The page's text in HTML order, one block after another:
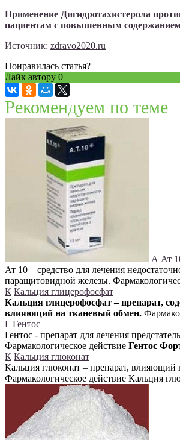
Применение Дигидротахистерола
пациентам с повышенным
Источник: zdravo2020.ru
Понравилась статья?
Лайк автору 0
Рекомендуем по теме
А Ат
Ат 10 – средство для лечения
паращитовидной железы.
К Кальция глицерофосфат
Кальция глицерофосфат – препарат,
влияющий на тканевый обмен.
Г Гентос
Гентос - препарат для лечения
Фармакологическое действие Гентос
К Кальция глюконат
Кальция глюконат – препарат, влияющий
Фармакологическое действие Кальция